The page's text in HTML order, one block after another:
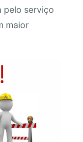
pelo serviço
maior